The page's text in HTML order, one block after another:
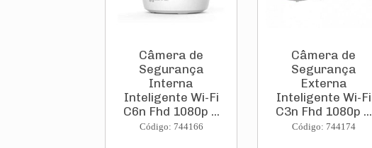
Câmera de
Segurança
Interna
Inteligente Wi-Fi
C6n Fhd 1080p ...
Código: 744166
Câmera de
Segurança
Externa
Inteligente Wi-Fi
C3n Fhd 1080p ...
Código: 744174